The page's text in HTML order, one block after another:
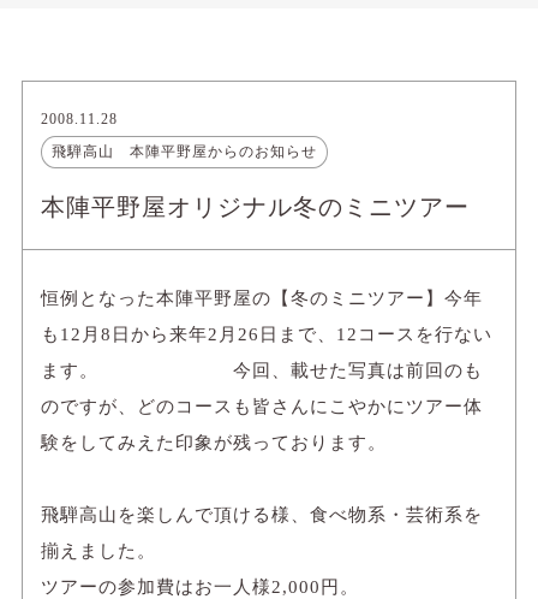
2008.11.28
飛騨高山 本陣平野屋からのお知らせ
本陣平野屋オリジナル冬のミニツアー
恒例となった本陣平野屋の【冬のミニツアー】今年
も12月8日から来年2月26日まで、12コースを行ない
ます。 今回、載せた写真は前回のも
のですが、どのコースも皆さんにこやかにツアー体
験をしてみえた印象が残っております。
飛騨高山を楽しんで頂ける様、食べ物系・芸術系を
揃えました。
ツアーの参加費はお一人様2,000円。